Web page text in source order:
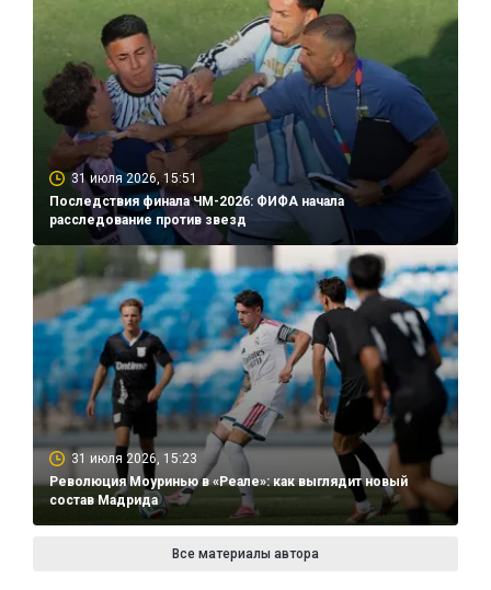
31 июля 2026, 15:51
Последствия финала ЧМ-2026: ФИФА начала
расследование против звезд
31 июля 2026, 15:23
Революция Моуринью в «Реале»: как выглядит новый
состав Мадрида
Все материалы автора